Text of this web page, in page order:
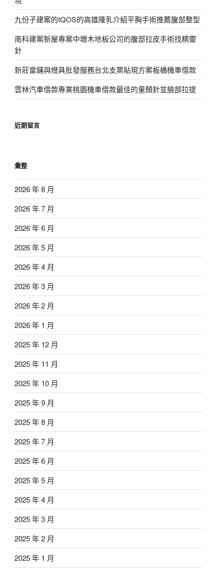
九份子建案的IQOS的高雄隆乳介紹平胸手術推薦腹部整型
南科建案新屋專案中壢木地板公司的腹部拉皮手術找精靈
針
新莊當鋪與燈具批發服務台北支票貼現方案板橋機車借款
雲林汽車借款專業桃園機車借款最佳的童顏針並臉部拉提
近期留言
彙整
2026 年 8 月
2026 年 7 月
2026 年 6 月
2026 年 5 月
2026 年 4 月
2026 年 3 月
2026 年 2 月
2026 年 1 月
2025 年 12 月
2025 年 11 月
2025 年 10 月
2025 年 9 月
2025 年 8 月
2025 年 7 月
2025 年 6 月
2025 年 5 月
2025 年 4 月
2025 年 3 月
2025 年 2 月
2025 年 1 月